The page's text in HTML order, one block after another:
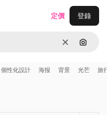
清除 通過圖
定價 登錄
個性化設計 海报 背景 光芒 旅